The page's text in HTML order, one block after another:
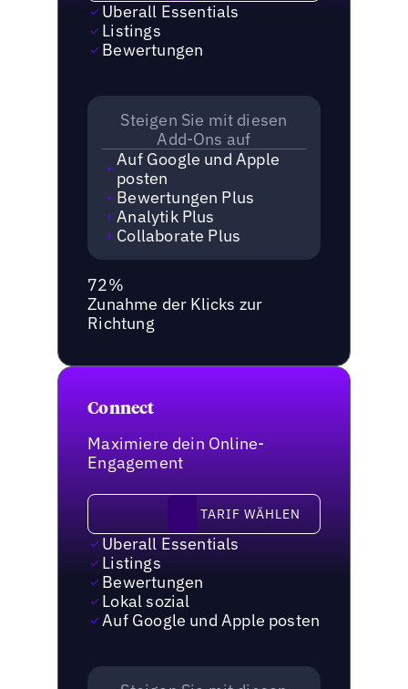
Uberall Essentials
Listings
Bewertungen
Steigen Sie mit diesen
Add-Ons auf
Auf Google und Apple
posten
Bewertungen Plus
Analytik Plus
Collaborate Plus
72%
Zunahme der Klicks zur
Richtung
Connect
Maximiere dein Online-
Engagement
Tarif wählen
TARIF WÄHLEN
Uberall Essentials
Listings
Bewertungen
Lokal sozial
Auf Google und Apple posten